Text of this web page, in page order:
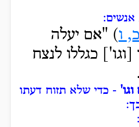
אנשים:
ו) "אם יעלה
כגללו לנצח
- כדי שלא תזוח דעתו